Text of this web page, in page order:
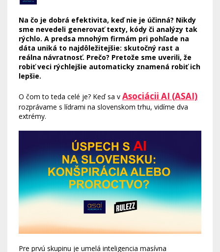
Na čo je dobrá efektivita, keď nie je účinná? Nikdy
sme nevedeli generovať texty, kódy či analýzy tak
rýchlo. A predsa mnohým firmám pri pohľade na
dáta uniká to najdôležitejšie: skutočný rast a
reálna návratnosť. Prečo? Pretože sme uverili, že
robiť veci rýchlejšie automaticky znamená robiť ich
lepšie.
O čom to teda celé je? Keď sa v Asociácii AI (ASAI)
rozprávame s lídrami na slovenskom trhu, vidíme dva
extrémy.
Pre prvú skupinu je umelá inteligencia masívna